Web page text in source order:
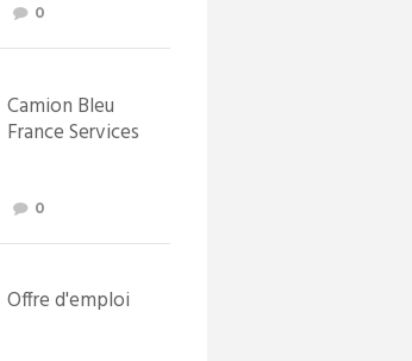
Lewarde, le 26
septembre !
0
Camion Bleu
France Services
0
Offre d'emploi